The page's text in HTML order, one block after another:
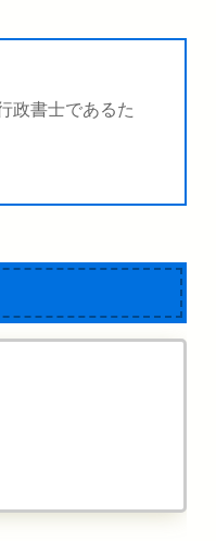
政書士であるた